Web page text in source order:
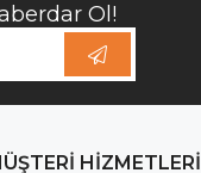
Ol!
HİZMETLERİ